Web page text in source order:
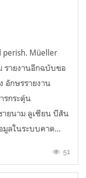
perish. Müeller
รายงานอีกฉบับขอ
อักษรรายงาน
รกระตุ้น
ายนาม ลูเซียน บีสัน
ลในระบบคาด...
51